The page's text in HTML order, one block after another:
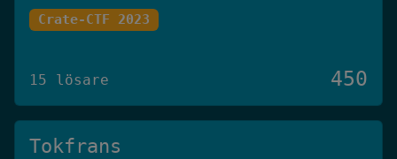
Crate-CTF 2023
15 lösare 450
Tokfrans